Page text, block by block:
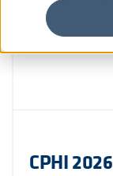
CPHI 2026